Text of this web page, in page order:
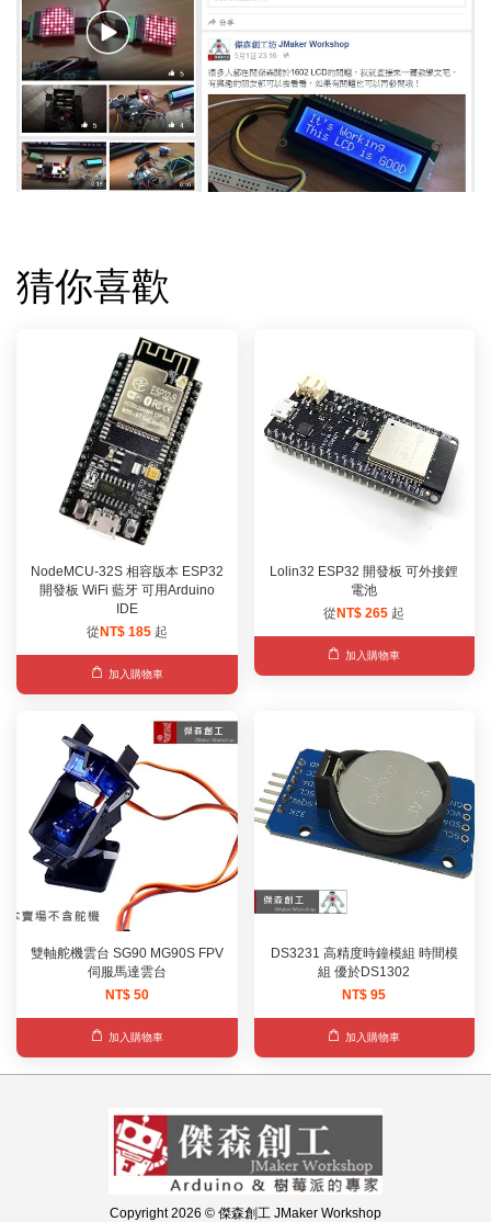
猜你喜歡
NodeMCU-32S 相容版本 ESP32
開發板 WiFi 藍牙 可用Arduino
IDE
從NT$ 185 起
加入購物車
Lolin32 ESP32 開發板 可外接鋰
電池
從NT$ 265 起
加入購物車
雙軸舵機雲台 SG90 MG90S FPV
伺服馬達雲台
NT$ 50
加入購物車
DS3231 高精度時鐘模組 時間模
組 優於DS1302
NT$ 95
加入購物車
Copyright 2026 © 傑森創工 JMaker Workshop